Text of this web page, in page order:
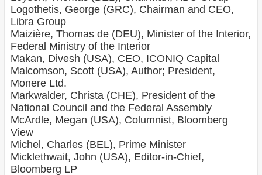
Logothetis, George (GRC), Chairman and CEO,
Libra Group
Maizière, Thomas de (DEU), Minister of the Interior,
Federal Ministry of the Interior
Makan, Divesh (USA), CEO, ICONIQ Capital
Malcomson, Scott (USA), Author; President,
Monere Ltd.
Markwalder, Christa (CHE), President of the
National Council and the Federal Assembly
McArdle, Megan (USA), Columnist, Bloomberg
View
Michel, Charles (BEL), Prime Minister
Micklethwait, John (USA), Editor-in-Chief,
Bloomberg LP